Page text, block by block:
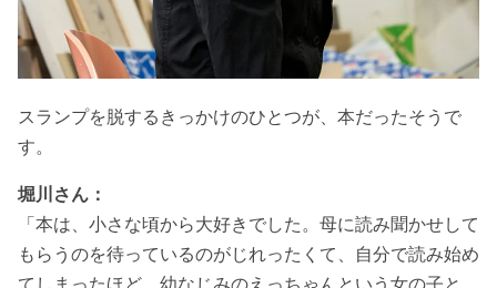
スランプを脱するきっかけのひとつが、本だったそうで
す。
堀川さん：
「本は、小さな頃から大好きでした。母に読み聞かせして
もらうのを待っているのがじれったくて、自分で読み始め
てしまったほど。幼なじみのえっちゃんという女の子と、